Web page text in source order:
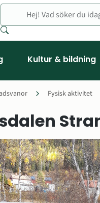
Kultur & bildning
Fysisk aktivitet